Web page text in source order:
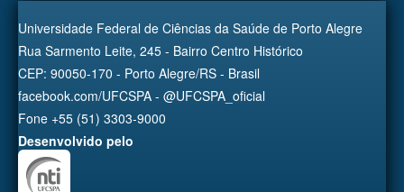
Universidade Federal de Ciências da Saúde de Porto Alegre
Rua Sarmento Leite, 245 - Bairro Centro Histórico
CEP: 90050-170 - Porto Alegre/RS - Brasil
facebook.com/UFCSPA - @UFCSPA_oficial
Fone +55 (51) 3303-9000
Desenvolvido pelo